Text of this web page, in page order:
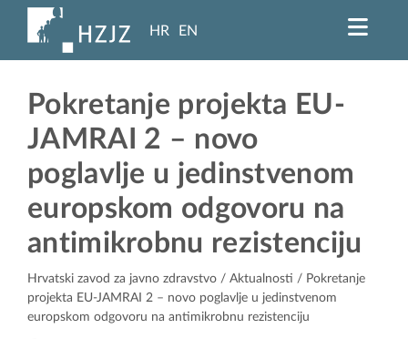
HR EN
Pokretanje projekta EU-
JAMRAI 2 – novo
poglavlje u jedinstvenom
europskom odgovoru na
antimikrobnu rezistenciju
Hrvatski zavod za javno zdravstvo / Aktualnosti / Pokretanje
projekta EU-JAMRAI 2 – novo poglavlje u jedinstvenom
europskom odgovoru na antimikrobnu rezistenciju